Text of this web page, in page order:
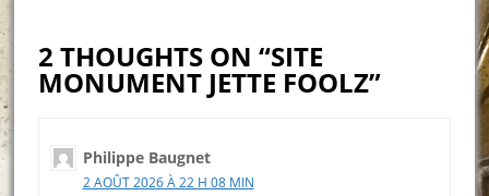
2 THOUGHTS ON “SITE
MONUMENT JETTE FOOLZ”
Philippe Baugnet
2 AOÛT 2026 À 22 H 08 MIN